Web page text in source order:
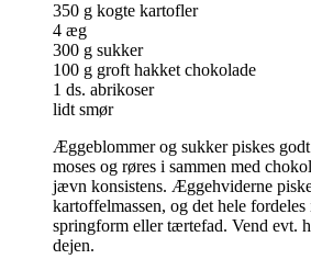
350 g kogte kartofler
4 æg
300 g sukker
100 g groft hakket chokolade
1 ds. abrikoser
lidt smør
Æggeblommer og sukker piskes
moses og røres i sammen med
jævn konsistens. Æggehviderne
kartoffelmassen, og det hele fordeles
springform eller tærtefad. Vend evt.
dejen.